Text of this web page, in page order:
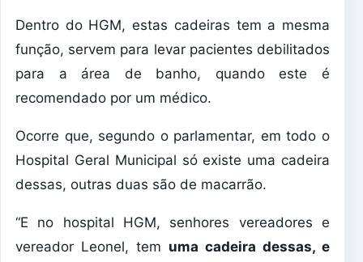
Dentro do HGM, estas cadeiras tem a mesma
função, servem para levar pacientes debilitados
para a área de banho, quando este é
recomendado por um médico.
Ocorre que, segundo o parlamentar, em todo o
Hospital Geral Municipal só existe uma cadeira
dessas, outras duas são de macarrão.
“E no hospital HGM, senhores vereadores e
vereador Leonel, tem uma cadeira dessas, e